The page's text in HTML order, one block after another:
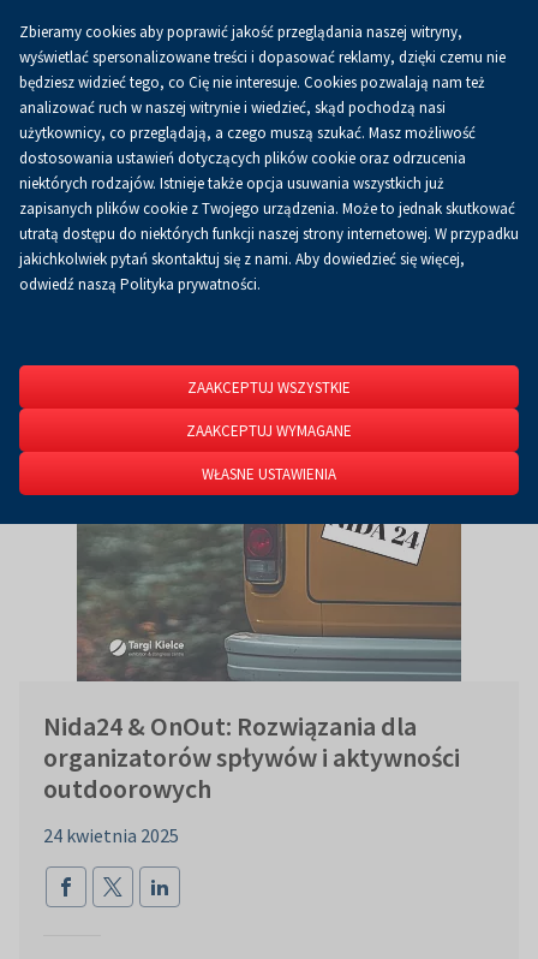
0.00 złKoszykPL
Strona główna O firmie Aktualności
Aktualności
Nida24 & OnOut: Rozwiązania dla
organizatorów spływów i aktywności
outdoorowych
24 kwietnia 2025
Zbieramy cookies aby poprawić jakość przeglądania naszej witryny,
wyświetlać spersonalizowane treści i dopasować reklamy, dzięki czemu nie
będziesz widzieć tego, co Cię nie interesuje. Cookies pozwalają nam też
analizować ruch w naszej witrynie i wiedzieć, skąd pochodzą nasi
użytkownicy, co przeglądają, a czego muszą szukać. Masz możliwość
dostosowania ustawień dotyczących plików cookie oraz odrzucenia
niektórych rodzajów. Istnieje także opcja usuwania wszystkich już
zapisanych plików cookie z Twojego urządzenia. Może to jednak skutkować
utratą dostępu do niektórych funkcji naszej strony internetowej. W przypadku
jakichkolwiek pytań skontaktuj się z nami. Aby dowiedzieć się więcej,
odwiedź naszą Polityka prywatności.
ZAAKCEPTUJ WSZYSTKIE
ZAAKCEPTUJ WYMAGANE
WŁASNE USTAWIENIA